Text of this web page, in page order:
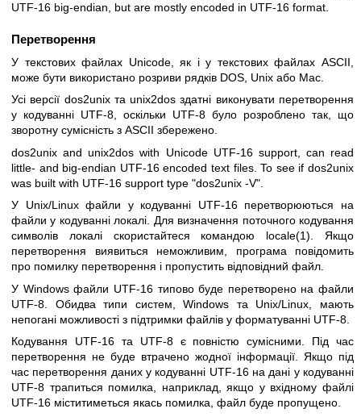
UTF-16 big-endian, but are mostly encoded in UTF-16 format.
Перетворення
У текстових файлах Unicode, як і у текстових файлах ASCII,
може бути використано розриви рядків DOS, Unix або Mac.
Усі версії dos2unix та unix2dos здатні виконувати перетворення
у кодуванні UTF-8, оскільки UTF-8 було розроблено так, що
зворотну сумісність з ASCII збережено.
dos2unix and unix2dos with Unicode UTF-16 support, can read
little- and big-endian UTF-16 encoded text files. To see if dos2unix
was built with UTF-16 support type "dos2unix -V"
У Unix/Linux файли у кодуванні UTF-16 перетворюються на
файли у кодуванні локалі. Для визначення поточного кодування
символів локалі скористайтеся командою locale(1). Якщо
перетворення виявиться неможливим, програма повідомить
про помилку перетворення і пропустить відповідний файл.
У Windows файли UTF-16 типово буде перетворено на файли
UTF-8. Обидва типи систем, Windows та Unix/Linux, мають
непогані можливості з підтримки файлів у форматуванні UTF-8.
Кодування UTF-16 та UTF-8 є повністю сумісними. Під час
перетворення не буде втрачено жодної інформації. Якщо під
час перетворення даних у кодуванні UTF-16 на дані у кодуванні
UTF-8 трапиться помилка, наприклад, якщо у вхідному файлі
UTF-16 міститиметься якась помилка, файл буде пропущено.